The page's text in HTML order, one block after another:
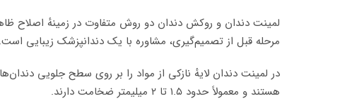
لمینت دندان و روکش دندان دو روش متفاوت در زمینهٔ اصلاح
مرحله قبل از تصمیم‌گیری، مشاوره با یک دندانپزشک زیبایی است.
هستند و معمولاً حدود ۱.۵ تا ۲ میلیمتر ضخامت دارند.